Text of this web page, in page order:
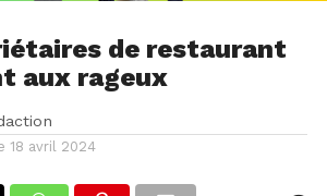
de restaurant
aux rageux
18 avril 2024